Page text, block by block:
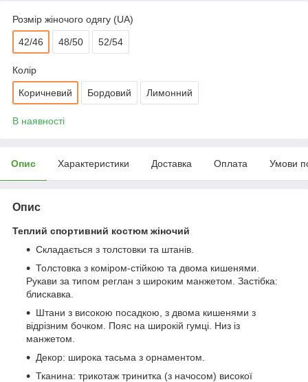
Розмір жіночого одягу (UA)
42/46 48/50 52/54
Колір
Коричневий Бордовий Лимонний
В наявності
Опис Характеристики Доставка Оплата Умови
Опис
Теплий спортивний костюм жіночий
Складається з толстовки та штанів.
Толстовка з коміром-стійкою та двома кишенями.
Рукави за типом реглан з широким манжетом. Застібка:
блискавка.
Штани з високою посадкою, з двома кишенями з
відрізним бочком. Пояс на широкій гумці. Низ із
манжетом.
Декор: широка тасьма з орнаментом.
Тканина: трикотаж тринитка (з начосом) високої